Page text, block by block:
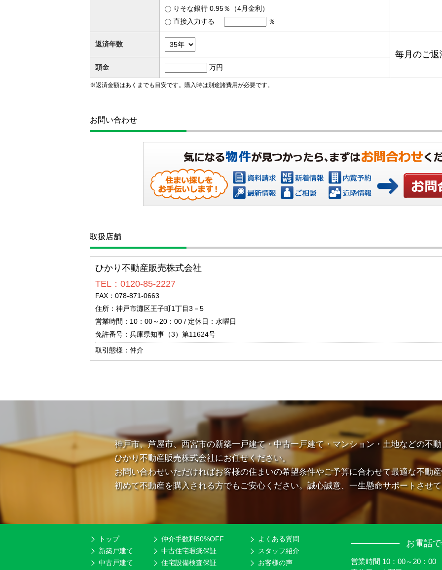
りそな銀行 0.95％（4月金利）
直接入力する
％
返済年数
毎月のご返
頭金 万円
※返済金額はあくまでも目安です。購入時は別途諸費用が必要です。
お問い合わせ
取扱店舗
ひかり不動産販売株式会社
TEL：0120-85-2227
FAX：078-871-0663
住所：神戸市灘区王子町1丁目3－5
営業時間：10：00～20：00 / 定休日：水曜日
免許番号：兵庫県知事（3）第11624号
取引態様：仲介
神戸市、芦屋市、西宮市の新築一戸建て・中古一戸建て・マンション・土地などの不
ひかり不動産販売株式会社にお任せください。
お問い合わせいただければお客様の住まいの希望条件やご予算に合わせて最適な不動
初めて不動産を購入される方でもご安心ください。誠心誠意、一生懸命サポートさせ
トップ
新築戸建て
中古戸建て
仲介手数料50%OFF
中古住宅瑕疵保証
住宅設備検査保証
よくある質問
スタッフ紹介
お客様の声
お電話
営業時間 10：00～20：00